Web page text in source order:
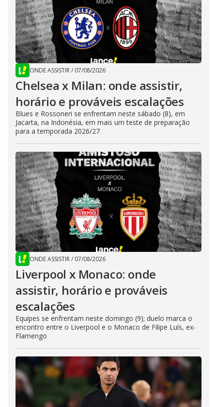
ONDE ASSISTIR/ 07/08/2026
Chelsea x Milan: onde assistir,
horário e prováveis escalações
Blues e Rossoneri se enfrentam neste sábado (8), em
Jacarta, na Indonésia, em mais um teste de preparação
para a temporada 2026/27
ONDE ASSISTIR/ 07/08/2026
Liverpool x Monaco: onde
assistir, horário e prováveis
escalações
Equipes se enfrentam neste domingo (9); duelo marca o
encontro entre o Liverpool e o Monaco de Filipe Luís, ex-
Flamengo